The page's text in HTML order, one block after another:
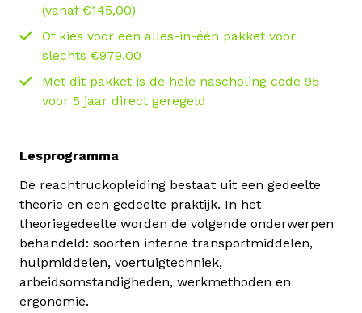
(vanaf €145,00)
Of kies voor een alles-in-één pakket voor
slechts €979,00
Met dit pakket is de hele nascholing code 95
voor 5 jaar direct geregeld
Lesprogramma
De reachtruckopleiding bestaat uit een gedeelte
theorie en een gedeelte praktijk. In het
theoriegedeelte worden de volgende onderwerpen
behandeld: soorten interne transportmiddelen,
hulpmiddelen, voertuigtechniek,
arbeidsomstandigheden, werkmethoden en
ergonomie.